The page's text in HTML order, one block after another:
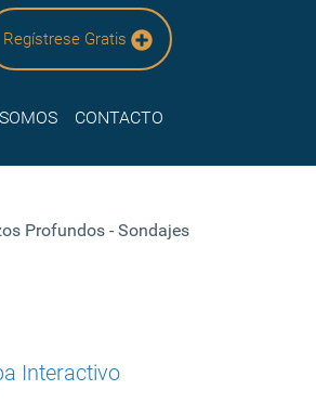
Regístrese Gratis
CONTACTO
Profundos - Sondajes
Interactivo